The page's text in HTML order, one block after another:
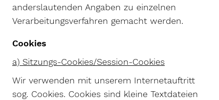
anderslautenden Angaben zu einzelnen
Verarbeitungsverfahren gemacht werden.
Cookies
a) Sitzungs-Cookies/Session-Cookies
Wir verwenden mit unserem Internetauftritt
sog. Cookies. Cookies sind kleine Textdateien